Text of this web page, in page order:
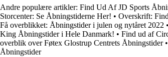
Andre populære artikler: Find Ud Af JD Sports
Storcenter: Se Åbningstiderne Her! • Overskrift:
Få overblikket: Åbningstider i julen og nytåret 2022 •
King Åbningstider i Hele Danmark! • Find ud af
overblik over Føtex Glostrup Centrets Åbningstider•
Åbningstider